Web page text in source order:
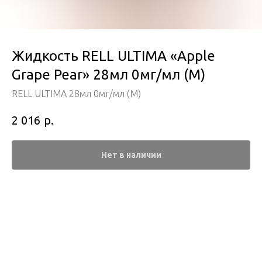
Жидкость RELL ULTIMA «Apple
Grape Pear» 28мл 0мг/мл (М)
RELL ULTIMA 28мл 0мг/мл (М)
2 016 р.
Нет в наличии